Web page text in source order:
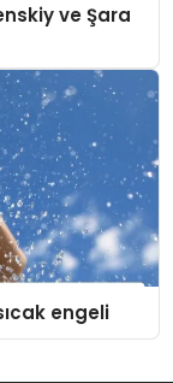
ve Şara
engeli